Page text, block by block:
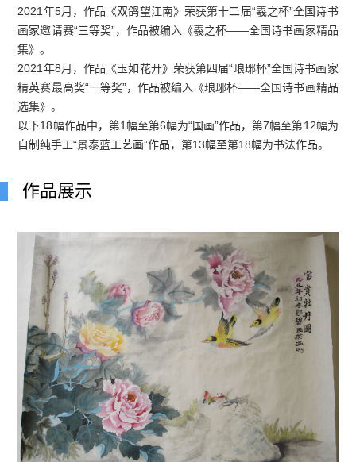
2021年5月，作品《双鸽望江南》荣获第十二届“羲之杯”全国诗书
画家邀请赛“三等奖”，作品被编入《羲之杯——全国诗书画家精品
集》。
2021年8月，作品《玉如花开》荣获第四届“琅琊杯”全国诗书画家
精英赛最高奖“一等奖”，作品被编入《琅琊杯——全国诗书画精品
选集》。
以下18幅作品中，第1幅至第6幅为“国画”作品，第7幅至第12幅为
自制纯手工“景泰蓝工艺画”作品，第13幅至第18幅为书法作品。
作品展示